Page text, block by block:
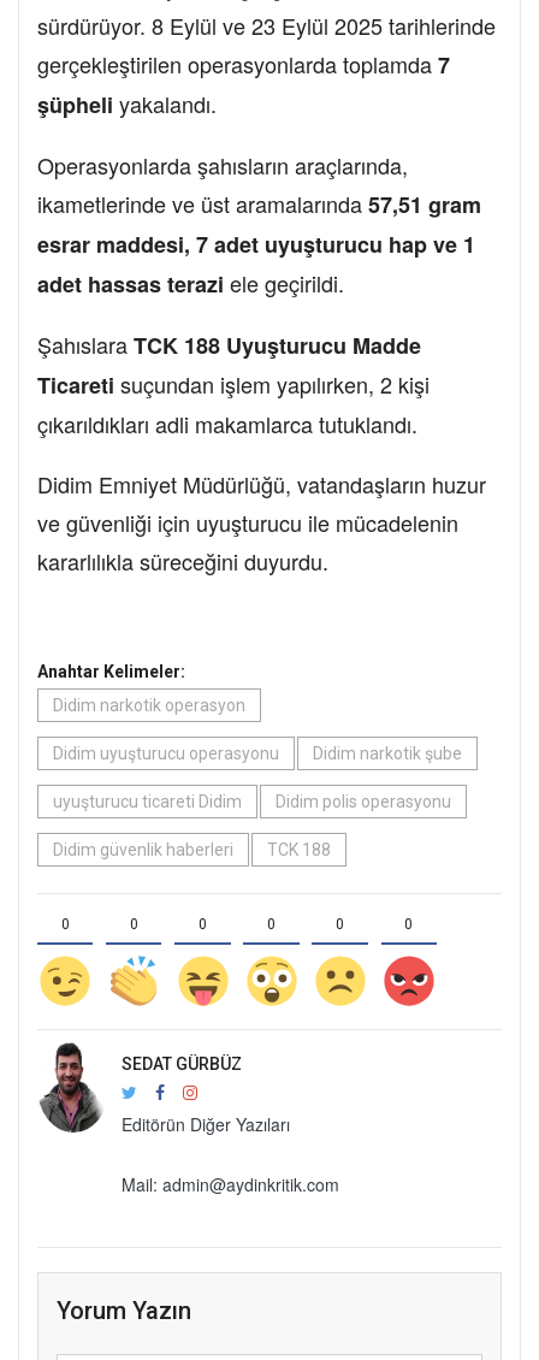
sürdürüyor. 8 Eylül ve 23 Eylül 2025 tarihlerinde
gerçekleştirilen operasyonlarda toplamda7
şüpheli yakalandı.
Operasyonlarda şahısların araçlarında,
ikametlerinde ve üst aramalarında57,51 gram
esrar maddesi, 7 adet uyuşturucu hap ve 1
adet hassas terazi ele geçirildi.
ŞahıslaraTCK 188 Uyuşturucu Madde
Ticareti suçundan işlem yapılırken, 2 kişi
çıkarıldıkları adli makamlarca tutuklandı.
Didim Emniyet Müdürlüğü, vatandaşların huzur
ve güvenliği için uyuşturucu ile mücadelenin
kararlılıkla süreceğini duyurdu.
Anahtar Kelimeler:
Didim narkotik operasyon
Didim uyuşturucu operasyonu Didim narkotik şube
uyuşturucu ticareti Didim Didim polis operasyonu
Didim güvenlik haberleri TCK 188
0 0 0 0 0 0
SEDAT GÜRBÜZ
Editörün Diğer Yazıları
Mail: admin@aydinkritik.com
Yorum Yazın